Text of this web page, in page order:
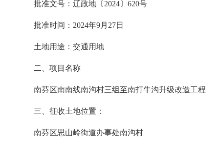
批准文号：辽政地〔2024〕620号
批准时间：2024年9月27日
土地用途：交通用地
二、项目名称
南芬区南南线南沟村三组至南打牛沟升级改造工程
三、征收土地位置：
南芬区思山岭街道办事处南沟村